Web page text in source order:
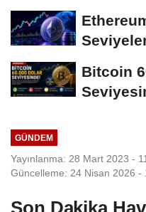
Bitcoin
GÜNDEM
Yayınlanma: 28 Mart 2023 -
Güncelleme: 24 Nisan 2026 -